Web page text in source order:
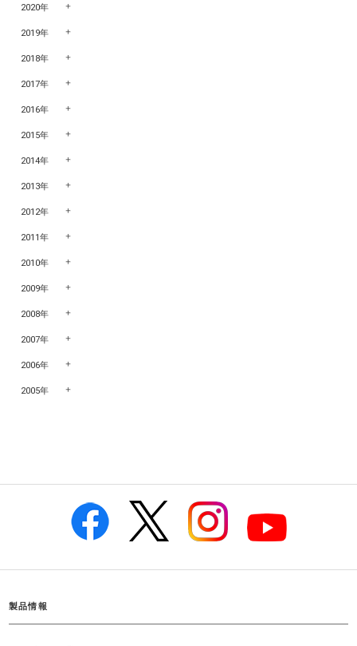
2020年
2019年
2018年
2017年
2016年
2015年
2014年
2013年
2012年
2011年
2010年
2009年
2008年
2007年
2006年
2005年
製品情報